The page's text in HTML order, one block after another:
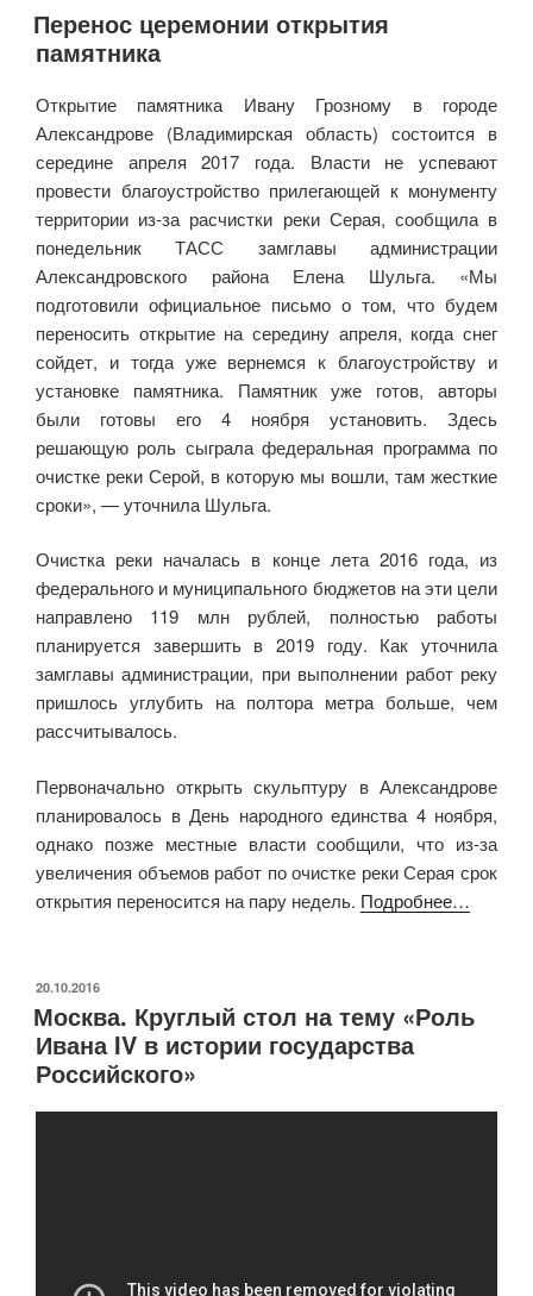
Перенос церемонии открытия
памятника
Открытие памятника Ивану Грозному в городе
Александрове (Владимирская область) состоится в
середине апреля 2017 года. Власти не успевают
провести благоустройство прилегающей к монументу
территории из-за расчистки реки Серая, сообщила в
понедельник ТАСС замглавы администрации
Александровского района Елена Шульга. «Мы
подготовили официальное письмо о том, что будем
переносить открытие на середину апреля, когда снег
сойдет, и тогда уже вернемся к благоустройству и
установке памятника. Памятник уже готов, авторы
были готовы его 4 ноября установить. Здесь
решающую роль сыграла федеральная программа по
очистке реки Серой, в которую мы вошли, там жесткие
сроки», — уточнила Шульга.
Очистка реки началась в конце лета 2016 года, из
федерального и муниципального бюджетов на эти цели
направлено 119 млн рублей, полностью работы
планируется завершить в 2019 году. Как уточнила
замглавы администрации, при выполнении работ реку
пришлось углубить на полтора метра больше, чем
рассчитывалось.
Первоначально открыть скульптуру в Александрове
планировалось в День народного единства 4 ноября,
однако позже местные власти сообщили, что из-за
увеличения объемов работ по очистке реки Серая срок
открытия переносится на пару недель. Подробнее…
ОПУБЛИКОВАНО
20.10.2016
Москва. Круглый стол на тему «Роль
Ивана IV в истории государства
Российского»